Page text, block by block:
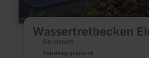
Wassertretbecken
Simmerath
Vandaag geopend